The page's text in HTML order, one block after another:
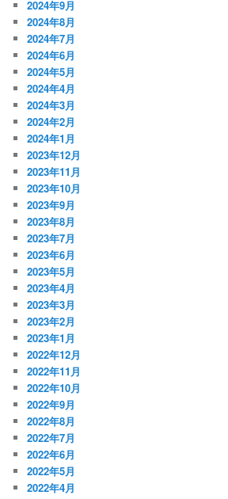
2024年9月
2024年8月
2024年7月
2024年6月
2024年5月
2024年4月
2024年3月
2024年2月
2024年1月
2023年12月
2023年11月
2023年10月
2023年9月
2023年8月
2023年7月
2023年6月
2023年5月
2023年4月
2023年3月
2023年2月
2023年1月
2022年12月
2022年11月
2022年10月
2022年9月
2022年8月
2022年7月
2022年6月
2022年5月
2022年4月